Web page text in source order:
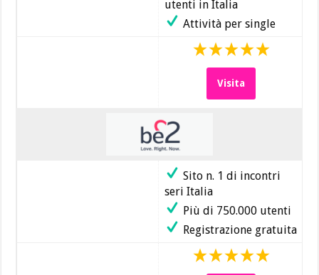
utenti in Italia
Attività per single
Visita
Sito n. 1 di incontri
seri Italia
Più di 750.000 utenti
Registrazione gratuita